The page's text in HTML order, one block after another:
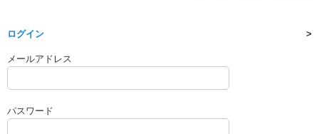
ログイン
メールアドレス
パスワード